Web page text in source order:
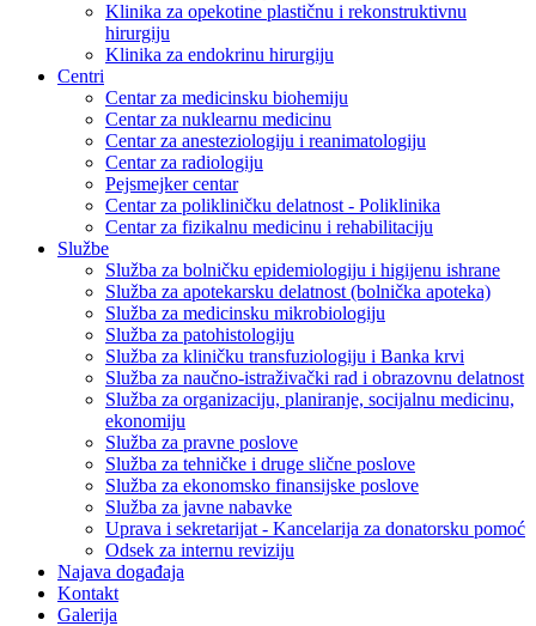
Klinika za opekotine plastičnu i rekonstruktivnu
hirurgiju
Klinika za endokrinu hirurgiju
Centri
Centar za medicinsku biohemiju
Centar za nuklearnu medicinu
Centar za anesteziologiju i reanimatologiju
Centar za radiologiju
Pejsmejker centar
Centar za polikliničku delatnost - Poliklinika
Centar za fizikalnu medicinu i rehabilitaciju
Službe
Služba za bolničku epidemiologiju i higijenu ishrane
Služba za apotekarsku delatnost (bolnička apoteka)
Služba za medicinsku mikrobiologiju
Služba za patohistologiju
Služba za kliničku transfuziologiju i Banka krvi
Služba za naučno-istraživački rad i obrazovnu delatnost
Služba za organizaciju, planiranje, socijalnu medicinu,
ekonomiju
Služba za pravne poslove
Služba za tehničke i druge slične poslove
Služba za ekonomsko finansijske poslove
Služba za javne nabavke
Uprava i sekretarijat - Kancelarija za donatorsku pomoć
Odsek za internu reviziju
Najava događaja
Kontakt
Galerija